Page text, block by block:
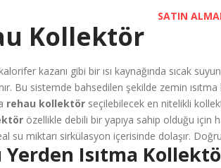
SATIN
Kollektör
kazanı gibi bir ısı kaynağında sıcak
Bu sistemde bahsedilen şekilde zemin
rehau kollektör seçilebilecek en nitelikli
özellikle debili bir yapıya sahip olduğu için
su miktarı sirkülasyon içerisinde dolaşır.
Yerden Isıtma